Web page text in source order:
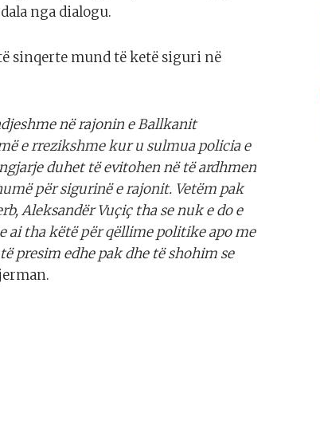
nga dialogu.
sinqerte mund të ketë siguri në
në rajonin e Ballkanit
e rrezikshme kur u sulmua policia e
duhet të evitohen në të ardhmen
për sigurinë e rajonit. Vetëm pak
Aleksandër Vuçiç tha se nuk e do e
ai tha këtë për qëllime politike apo me
presim edhe pak dhe të shohim se